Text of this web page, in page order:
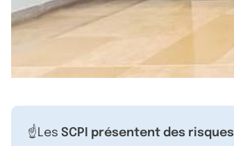
☝️Les SCPI présentent des risques